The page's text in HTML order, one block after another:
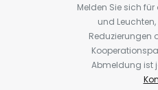
Melden Sie sich
und
Reduzierungen
Abmeldung ist